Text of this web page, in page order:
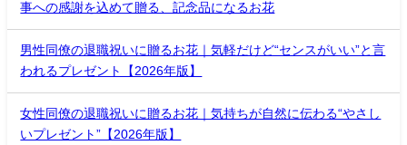
事への感謝を込めて贈る、記念品になるお花
男性同僚の退職祝いに贈るお花｜気軽だけど“センスがいい”と言
われるプレゼント【2026年版】
女性同僚の退職祝いに贈るお花｜気持ちが自然に伝わる“やさし
いプレゼント”【2026年版】